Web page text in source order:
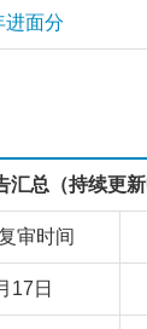
进面分
总（持续更新
审时间
17日